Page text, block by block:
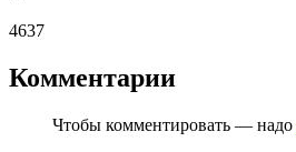
4637
Комментарии
Чтобы комментировать — надо